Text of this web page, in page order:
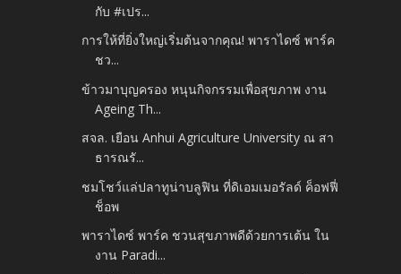
กับ #เปร...
การให้ที่ยิ่งใหญ่เริ่มต้นจากคุณ! พาราไดซ์ พาร์ค
ชว...
ข้าวมาบุญครอง หนุนกิจกรรมเพื่อสุขภาพ งาน
Ageing Th...
สจล. เยือน Anhui Agriculture University ณ สา
ธารณรั...
ชมโชว์แล่ปลาทูน่าบลูฟิน ที่ดิเอมเมอรัลด์ ค็อฟฟี่
ช็อพ
พาราไดซ์ พาร์ค ชวนสุขภาพดีด้วยการเต้น ใน
งาน Paradi...